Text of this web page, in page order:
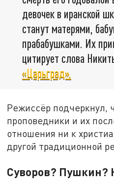
девочек в иранской
станут матерями,
прабабушками. Их
цитирует слова
«Царьград».
Режиссёр подчеркнул,
проповедники и их
отношения ни к
другой традиционной
Суворов?